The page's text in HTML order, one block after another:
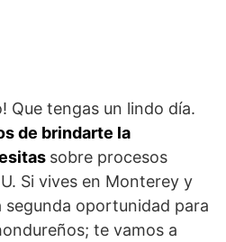
Que tengas un lindo día.
de brindarte la
sobre procesos
Si vives en Monterey y
segunda oportunidad para
te vamos a